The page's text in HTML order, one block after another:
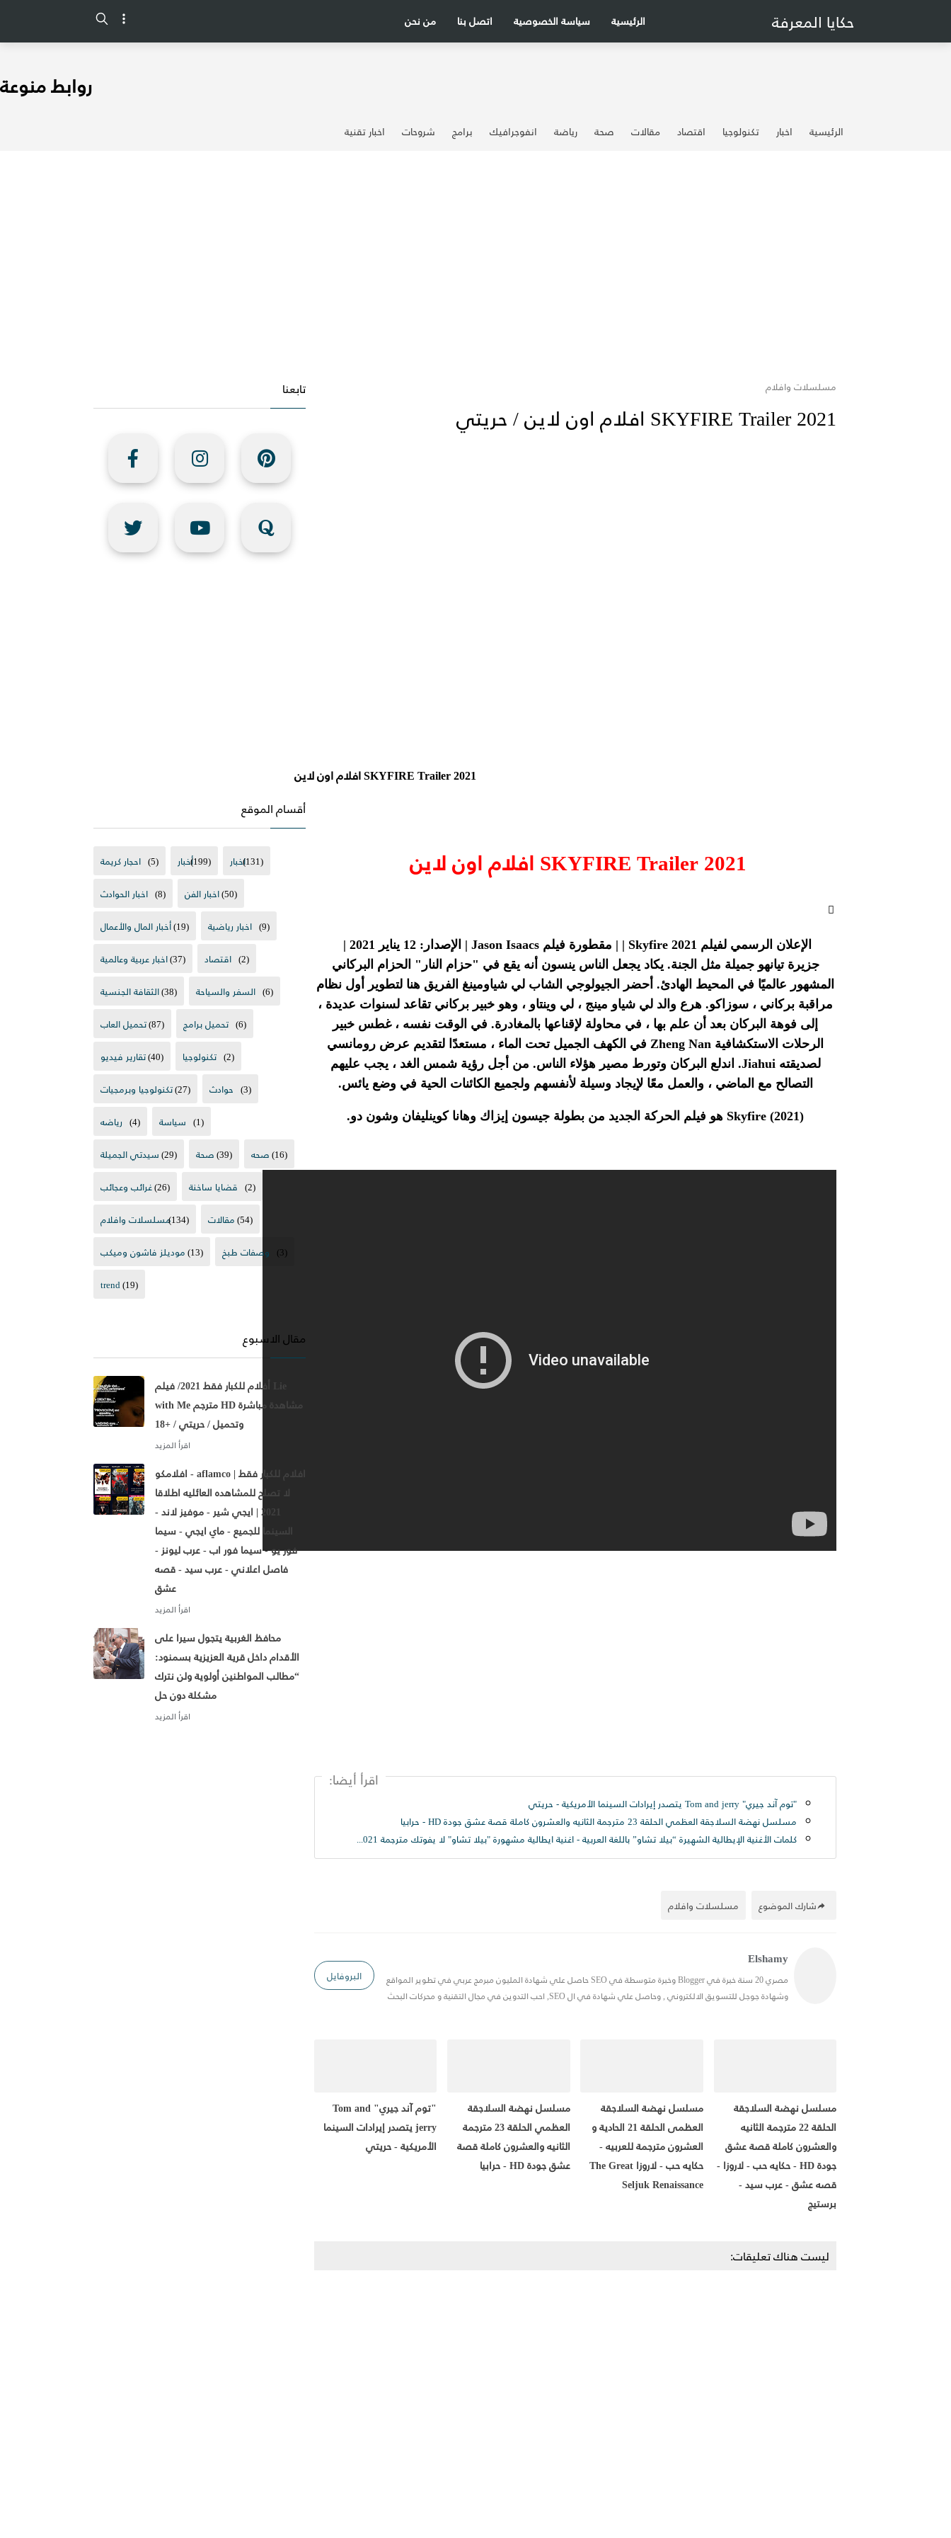
حكايا المعرفة من نحن اتصل بنا سياسة الخصوصية الرئيسية
روابط منوعة
الرئيسية اخبار تكنولوجيا اقتصاد مقالات صحة رياضة انفوجرافيك برامج شروحات اخبار تقنية
مسلسلات وافلام
SKYFIRE Trailer 2021 افلام اون لاين / حريتي
SKYFIRE Trailer 2021 افلام اون لاين
SKYFIRE Trailer 2021 افلام اون لاين
الإعلان الرسمي لفيلم Skyfire 2021 | | مقطورة فيلم Jason Isaacs |
الإصدار: 12 يناير 2021 |
جزيرة تيانهو جميلة مثل الجنة.يكاد يجعل الناس ينسون أنه يقع في "حزام النار" الحزام البركاني
المشهور عالميًا في المحيط الهادئ. أحضر الجيولوجي الشاب لي شياومينغ الفريق هنا لتطوير أول نظام
مراقبة بركاني ، سوزاكو. هرع والد لي شياو مينج ، لي وينتاو ، وهو خبير بركاني تقاعد لسنوات عديدة ،
إلى فوهة البركان بعد أن علم بها ، في محاولة لإقناعها بالمغادرة. في الوقت نفسه ، غطس خبير
الرحلات الاستكشافية Zheng Nan في الكهف الجميل تحت الماء ، مستعدًا لتقديم عرض رومانسي
لصديقته Jiahui.
اندلع البركان وتورط مصير هؤلاء الناس. من أجل رؤية شمس الغد ، يجب عليهم
التصالح مع الماضي ، والعمل معًا لإيجاد وسيلة لأنفسهم ولجميع الكائنات الحية في وضع يائس.
Skyfire (2021) هو فيلم الحركة الجديد من بطولة جيسون إيزاك وهانا كوينليفان وشون دو.
اقرأ أيضا:
"توم آند جيري" Tom and jerry يتصدر إيرادات السينما الأمريكية - حريتي
مسلسل نهضة السلاجقة العظمي الحلقة 23 مترجمة الثانيه والعشرون كاملة قصة عشق جودة HD - حرابيا
كلمات الأغنية الإيطالية الشهيرة “بيلا تشاو” باللغة العربية - اغنية ايطالية مشهورة "بيلا تشاو" لا يفوتك مترجمة 2021 | Bella Ciao - كلمات أغنية وداعاً يا جميلتي من مسلسل Money Heist
مسلسلات وافلام شارك الموضوع
Elshamy
مصري 20 سنة خبرة في Blogger وخبرة متوسطة في SEO حاصل علي شهادة المليون مبرمج عربي في تطوير المواقع
وشهادة جوجل للتسويق الالكتروني , وحاصل علي شهادة في ال SEO, احب التدوين في مجال التقنية و محركات البحث
البروفايل
"توم آند جيري" Tom and
jerry يتصدر إيرادات السينما
الأمريكية - حريتي
مسلسل نهضة السلاجقة
العظمي الحلقة 23 مترجمة
الثانيه والعشرون كاملة قصة
عشق جودة HD - حرابيا
مسلسل نهضة السلاجقة
العظمى الحلقة 21 الحادية و
العشرون مترجمة للعربيه -
حكايه حب - لاروزا The Great
Seljuk Renaissance
مسلسل نهضة السلاجقة
الحلقة 22 مترجمة الثانيه
والعشرون كاملة قصة عشق
جودة HD - حكايه حب - لاروزا -
قصه عشق - عرب سيد -
برستيج
ليست هناك تعليقات:
تابعنا
أقسام الموقع
احجار كريمة (5) أخبار(199) اخبار(131)
اخبار الحوادث (8) اخبار الفن(50)
أخبار المال والأعمال(19) اخبار رياضية (9)
اخبار عربية وعالمية(37) اقتصاد (2)
الثقافة الجنسية(38) السفر والسياحة (6)
تحميل العاب(87) تحميل برامج (6)
تقارير فيديو(40) تكنولوجيا (2)
تكنولوجيا وبرمجيات(27) حوادث (3)
رياضه (4) سياسة (1)
سيدتي الجميلة(29) صحة(39) صحه(16)
غرائب وعجائب(26) قضايا ساخنة (2)
مسلسلات وافلام(134) مقالات(54)
موديلز فاشون وميكب(13) وصفات طبخ (3)
trend(19)
مقال الاسبوع
أفلام للكبار فقط 2021/ فيلم Lie
with Me مترجم HD مشاهدة مباشرة
وتحميل / حريتي / +18
افلامكو - aflamco | افلام للكبار فقط
لا تصلح للمشاهده العائليه اطلاقا
2021 | ايجي شير - موفيز لاند -
السينما للجميع - ماي ايجي - سيما
فور يو - سيما فور اب - عرب ليونز -
فاصل اعلاني - عرب سيد - قصه
عشق
محافظ الغربية يتجول سيرا على
الأقدام داخل قرية العزيزية بسمنود:
“مطالب المواطنين أولوية ولن نترك
مشكلة دون حل